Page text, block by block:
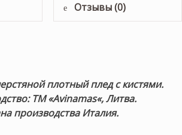
Отзывы (0)
плотный плед с кистями.
ТМ «Avinamas«, Литва.
производства Италия.